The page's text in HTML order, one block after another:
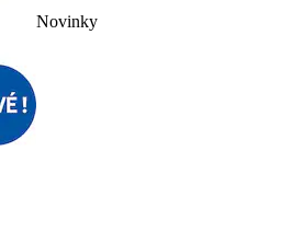
Novinky